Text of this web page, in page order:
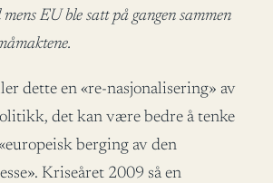
EU ble satt på gangen sammen
dette en «re-nasjonalisering» av
det kan være bedre å tenke
berging av den
Kriseåret 2009 så en